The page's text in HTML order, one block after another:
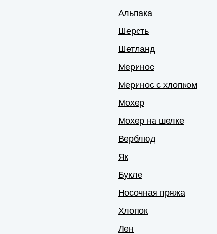
Альпака
Шерсть
Шетланд
Меринос
Меринос с хлопком
Мохер
Мохер на шелке
Верблюд
Як
Букле
Носочная пряжа
Хлопок
Лен